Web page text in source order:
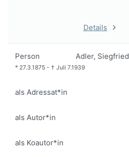
Details
Person Adler, Siegfried
* 27.3.1875 - † Juli 7.1939
als Adressat*in
als Autor*in
als Koautor*in